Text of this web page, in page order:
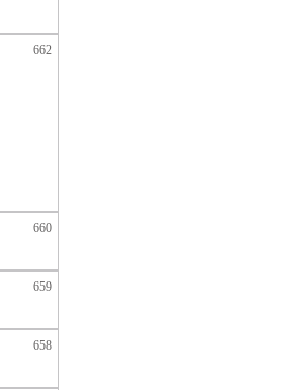
662
660
659
658